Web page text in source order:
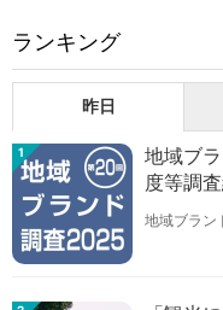
ランキング
昨日
1
地域ブ
度等調
地域ブラン